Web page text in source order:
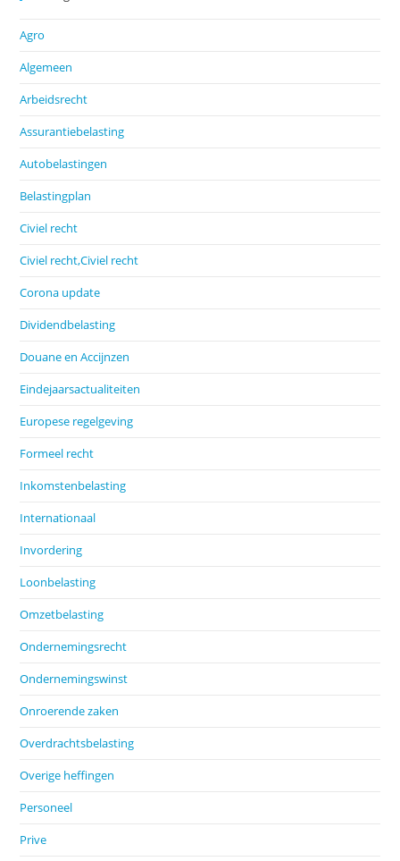
Agro
Algemeen
Arbeidsrecht
Assurantiebelasting
Autobelastingen
Belastingplan
Civiel recht
Civiel recht,Civiel recht
Corona update
Dividendbelasting
Douane en Accijnzen
Eindejaarsactualiteiten
Europese regelgeving
Formeel recht
Inkomstenbelasting
Internationaal
Invordering
Loonbelasting
Omzetbelasting
Ondernemingsrecht
Ondernemingswinst
Onroerende zaken
Overdrachtsbelasting
Overige heffingen
Personeel
Prive